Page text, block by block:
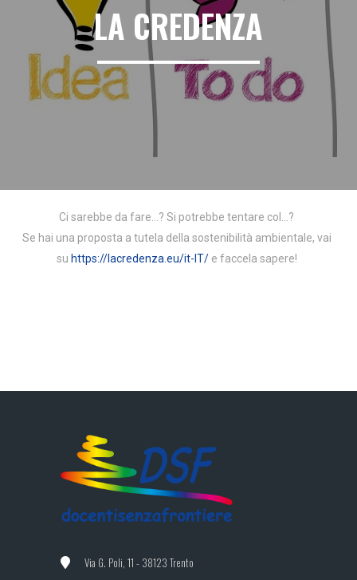
LA CREDENZA
Ci sarebbe da fare…? Si potrebbe tentare col…?
Se hai una proposta a tutela della sostenibilità ambientale, vai
su https://lacredenza.eu/it-IT/e faccela sapere!
Via G. Poli, 11 - 38123 Trento